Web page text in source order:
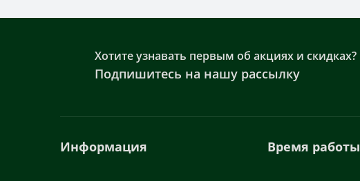
Хотите узнавать первым об акциях и скидках?
Подпишитесь на нашу рассылку
Информация Время работы